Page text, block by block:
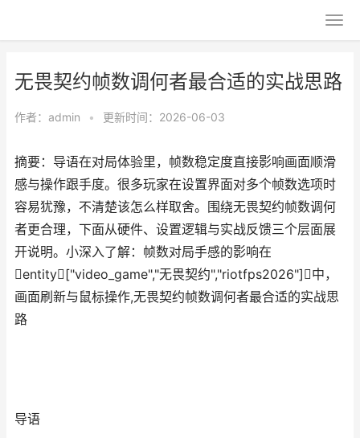
无畏契约帧数调何者最合适的实战思路
作者： admin • 更新时间：2026-06-03
摘要：导语在对局体验里，帧数稳定度直接影响画面顺滑
感与操作跟手度。很多玩家在设置界面对多个帧数选项时
容易犹豫，不清楚该怎么样取舍。围绕无畏契约帧数调何
者更合理，下面从硬件、设置逻辑与实战反馈三个层面展
开说明。小深入了解：帧数对局手感的影响在
entity["video_game","无畏契约","riotfps2026"]中，
画面刷新与鼠标操作,无畏契约帧数调何者最合适的实战思
路
导语